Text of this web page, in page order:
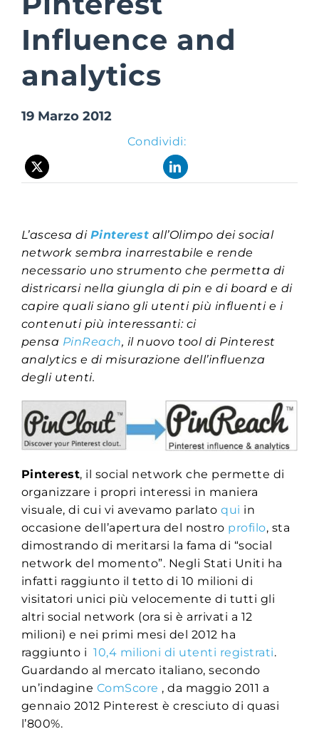
Suite Login
Influence and
analytics
19 Marzo 2012
Condividi:
L’ascesa di Pinterest all’Olimpo dei social
network sembra inarrestabile e rende
necessario uno strumento che permetta di
districarsi nella giungla di pin e di board e di
capire quali siano gli utenti più influenti e i
contenuti più interessanti: ci
pensa PinReach, il nuovo tool di Pinterest
analytics e di misurazione dell’influenza
degli utenti.
Pinterest, il social network che permette di
organizzare i propri interessi in maniera
visuale, di cui vi avevamo parlatoqui in
occasione dell’apertura del nostro profilo, sta
dimostrando di meritarsi la fama di “social
network del momento”. Negli Stati Uniti ha
infatti raggiunto il tetto di 10 milioni di
visitatori unici più velocemente di tutti gli
altri social network (ora si è arrivati a 12
milioni) e nei primi mesi del 2012 ha
raggiunto i10,4 milioni di utenti registrati.
Guardando al mercato italiano, secondo
un’indagine ComScore , da maggio 2011 a
gennaio 2012 Pinterest è cresciuto di quasi
l’800%.